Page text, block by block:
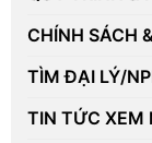
CHÍNH SÁCH
TÌM ĐẠI LÝ/
TIN TỨC XEM